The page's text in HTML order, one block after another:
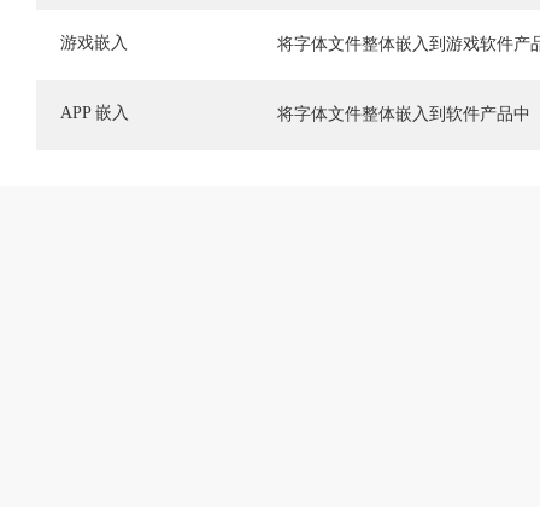
游戏嵌入 将字体文件整体嵌入到游戏软件产
APP 嵌入 将字体文件整体嵌入到软件产品中